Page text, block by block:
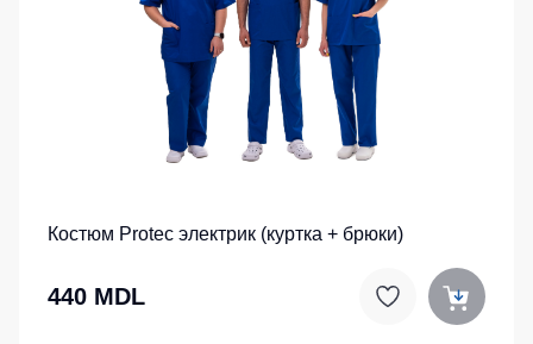
Костюм Protec электрик (куртка + брюки)
440 MDL